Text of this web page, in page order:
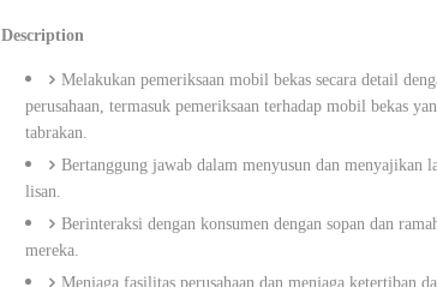
Description
Melakukan pemeriksaan mobil bekas secara detail
perusahaan, termasuk pemeriksaan terhadap mobil bekas
tabrakan.
Bertanggung jawab dalam menyusun dan menyajikan
lisan.
Berinteraksi dengan konsumen dengan sopan dan
mereka.
Menjaga fasilitas perusahaan dan menjaga ketertiban